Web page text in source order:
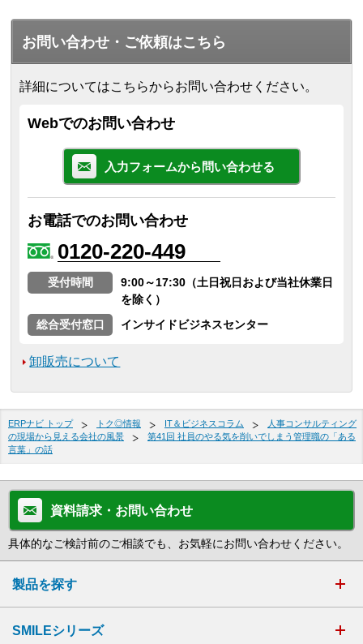
お問い合わせ・ご依頼はこちら
詳細についてはこちらからお問い合わせください。
Webでのお問い合わせ
入力フォームから問い合わせる
お電話でのお問い合わせ
0120-220-449
受付時間
9:00～17:30（土日祝日および当社休業日
を除く）
総合受付窓口
インサイドビジネスセンター
卸販売について
ERPナビ トップ トク◎情報 IT＆ビジネスコラム
人事コンサルティング
の現場から見える会社の風景
第41回 社員のやる気を削いでしまう管理職の「ある
言葉」の話
資料請求・お問い合わせ
具体的なご検討前のご相談でも、お気軽にお問い合わせください。
製品を探す
SMILEシリーズ